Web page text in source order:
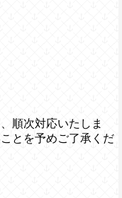
順次対応いたしま
とを予めご了承くだ